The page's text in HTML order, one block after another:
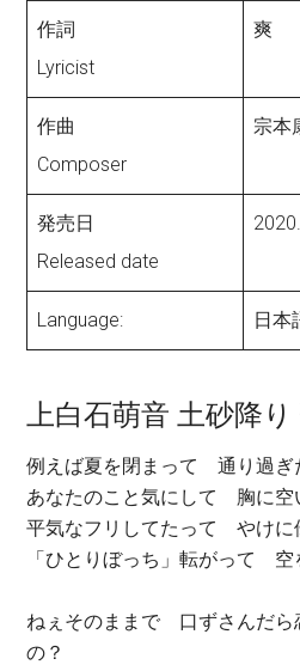
作詞
Lyricist
爽
作曲
Composer
宗本
発売日
Released date
Language: 日本
上白石萌音 土砂降り
例えば夏を閉まって 通り過ぎ
あなたのこと気にして 胸に空
平気なフリしてたって やけに
「ひとりぼっち」転がって 空
ねぇそのままで 口ずさんだ
の？